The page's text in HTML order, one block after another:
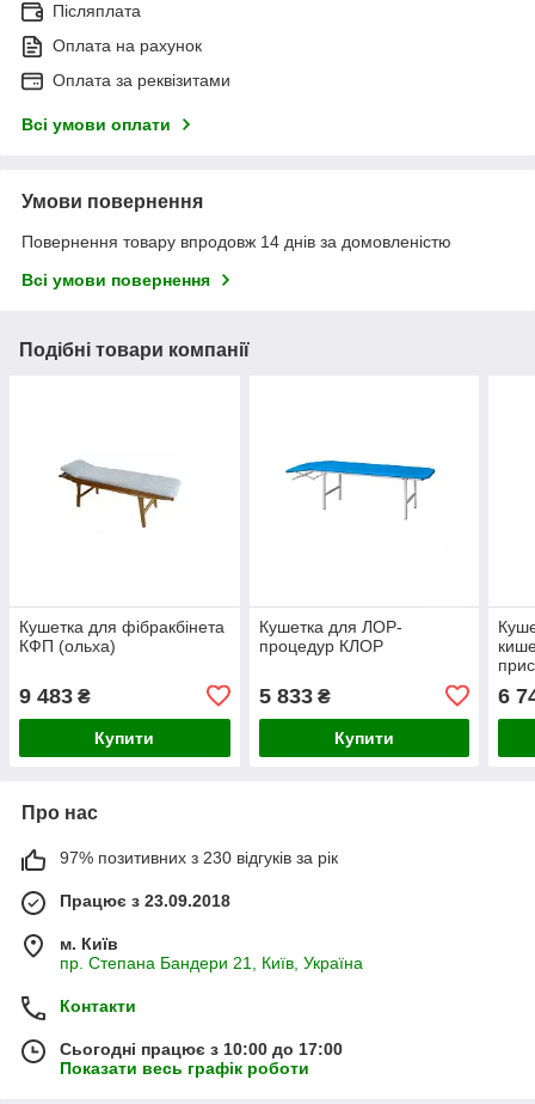
Післяплата
Оплата на рахунок
Оплата за реквізитами
Всі умови оплати
Умови повернення
Повернення товару впродовж 14 днів за домовленістю
Всі умови повернення
Подібні товари компанії
Кушетка для фібракбінета
КФП (ольха)
9 483 ₴
Купити
Кушетка для ЛОР-
процедур КЛОР
5 833₴
Купити
6
Про нас
97% позитивних з 230 відгуків за рік
Працює з 23.09.2018
м. Київ
пр. Степана Бандери 21, Київ, Україна
Контакти
Сьогодні працює з 10:00 до 17:00
Показати весь графік роботи